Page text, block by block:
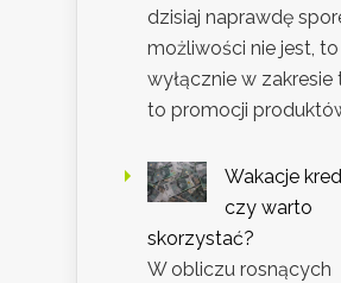
dzisiaj naprawdę
możliwości nie jest,
wyłącznie w zakresie
to promocji
Wakacje
czy warto
skorzystać?
W obliczu rosnących